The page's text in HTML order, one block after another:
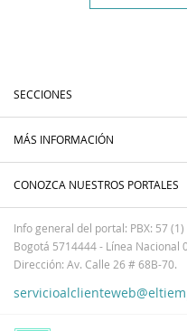
SECCIONES
MÁS INFORMACIÓN
CONOZCA NUESTROS PORTALES
Info general del portal: PBX: 57
Bogotá 5714444 - Línea Nacional
Dirección: Av. Calle 26 # 68B-70.